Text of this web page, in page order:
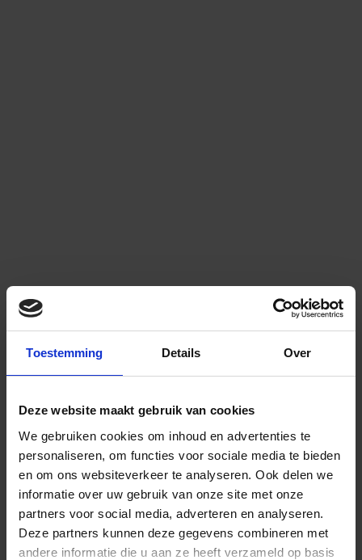
Toestemming Details Over
Deze website maakt gebruik van cookies
We gebruiken cookies om inhoud en advertenties te
personaliseren, om functies voor sociale media te bieden
en om ons websiteverkeer te analyseren. Ook delen we
informatie over uw gebruik van onze site met onze
partners voor social media, adverteren en analyseren.
Deze partners kunnen deze gegevens combineren met
andere informatie die u aan ze heeft verzameld op basis